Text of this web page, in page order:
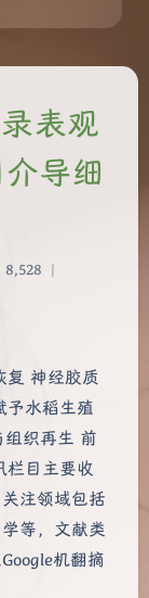
表观
导细
8,528 |
复 神经胶质
予水稻生殖
组织再生 前
栏目主要收
注领域包括
等，文献类
机翻摘